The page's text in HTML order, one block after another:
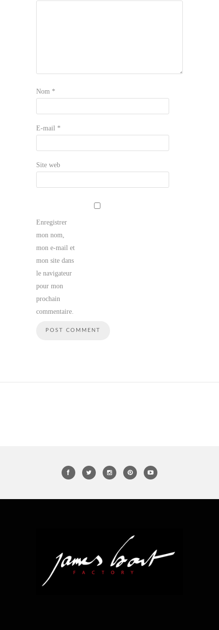
Nom *
E-mail *
Site web
Enregistrer
mon nom,
mon e-mail et
mon site dans
le navigateur
pour mon
prochain
commentaire.